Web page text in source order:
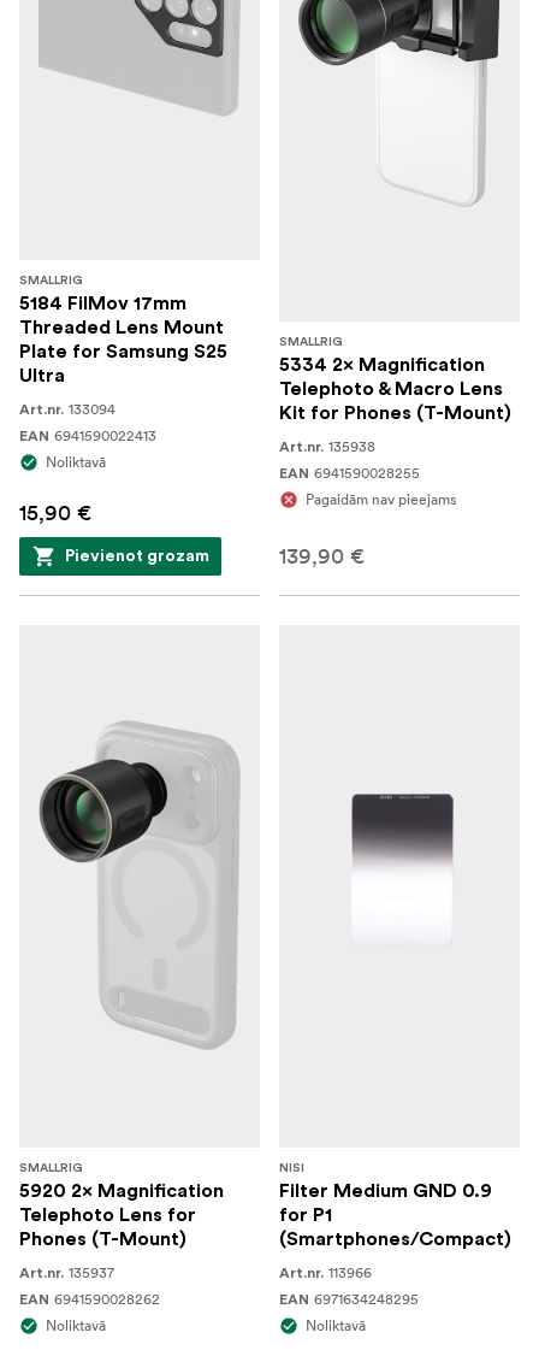
SMALLRIG
5184 FilMov 17mm
Threaded Lens Mount
Plate for Samsung S25
Ultra
Art.nr. 133094
EAN 6941590022413
Noliktavā
15,90 €
Pievienot grozam
SMALLRIG
5334 2× Magnification
Telephoto & Macro Lens
Kit for Phones (T-Mount)
Art.nr. 135938
EAN 6941590028255
Pagaidām nav pieejams
139,90 €
SMALLRIG
5920 2× Magnification
Telephoto Lens for
Phones (T-Mount)
Art.nr. 135937
EAN 6941590028262
Noliktavā
NISI
Filter Medium GND 0.9
for P1
(Smartphones/Compact)
Art.nr. 113966
EAN 6971634248295
Noliktavā